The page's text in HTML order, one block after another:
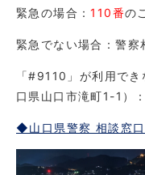
緊急の場合：110番の
緊急でない場合：警察
「#9110」が利用で
口県山口市滝町1-1）：
◆山口県警察 相談窓